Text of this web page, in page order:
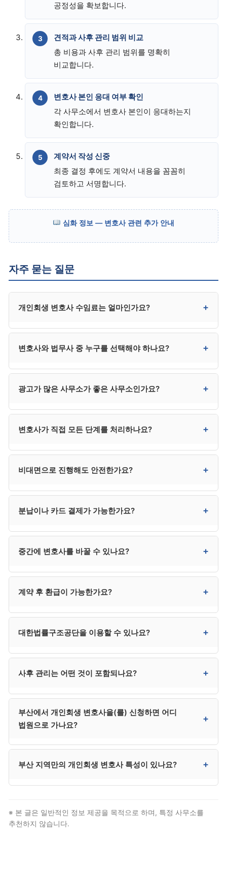
공정성을 확보합니다.
견적과 사후 관리 범위 비교
총 비용과 사후 관리 범위를 명확히
비교합니다.
변호사 본인 응대 여부 확인
각 사무소에서 변호사 본인이 응대하는지
확인합니다.
계약서 작성 신중
최종 결정 후에도 계약서 내용을 꼼꼼히
검토하고 서명합니다.
심화 정보 — 변호사 관련 추가 안내
자주 묻는 질문
개인회생 변호사 수임료는 얼마인가요? +
지역, 사무소 규모에 따라 차이가 있으며, 수도권은
250만 원 전후로 다소 낮지만 법정 대리권에 제한이 있어
분쟁 시 한계가 있습니다.
변호사와 법무사 중 누구를 선택해야 하나요? +
채권자 이의가 예상되거나 복잡한 사건은 변호사가
제한이 있어 분쟁 발생 시 변호사를 추가 선임해야 할 수
있어, 결과적으로 변호사가 더 효율적인 경우가
광고가 많은 사무소가 좋은 사무소인가요? +
반영되거나, 사건이 과다해 개별 관리가 약해질 수
선택은 직접 상담을 통해 결정하시는 것이 좋습니다.
변호사가 직접 모든 단계를 처리하나요? +
운영됩니다. 변호사가 사건 수임 결정, 변제계획안 최종
서류 작업은 사무직원이 진행하는 것이 일반적입니다.
계약서에 담당 변호사 명의가 명확하고 중요 단계에서
비대면으로 진행해도 안전한가요? +
안전하게 처리할 수 있습니다. 다른 지역의 평판 좋은
있습니다.
분납이나 카드 결제가 가능한가요? +
일반적이며, 카드 무이자 할부도 3·6·12개월 등으로
수임료를 마련하는 것은 사해행위 의심을 받을 수 있어
위험합니다.
중간에 변호사를 바꿀 수 있나요? +
있습니다. 처음 계약 시 신중하게 선택하시는 것이 가장
계약 후 환급이 가능한가요? +
100%, 서류 작성 단계 50~70%, 신청 후 30~50%,
계약서의 환급 규정을 사전 확인하시기 바랍니다.
대한법률구조공단을 이용할 수 있나요? +
저렴하거나 무료로 진행할 수 있습니다. 자격 요건은
배정에 시간이 걸리는 경우가 있어 긴급한 사건은 사설
사무소가 빠를 수 있습니다.
사후 관리는 어떤 것이 포함되나요? +
면책 신청, 면책 후 추심 대응 등이 사후 관리에 포함될 수
있습니다. 계약 시 사후 관리 범위와 별도 비용 조건을
부산에서 개인회생 변호사을(를) 신청하면 어디
법원으로 가나요?
+
사하 등 부산 전 지역이 부산회생법원 관할입니다. 다만
부산 지역만의 개인회생 변호사 특성이 있나요? +
높음. 2017년 설치된 회생 전담 법원으로 광역시 중 가장
체계적인 처리. 다만 법적 자격 요건과 절차 자체는 전국
※ 본 글은 일반적인 정보 제공을 목적으로 하며, 특정 사무소를
추천하지 않습니다.